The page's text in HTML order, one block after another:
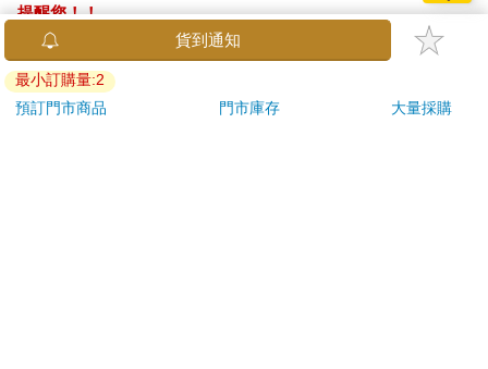
提醒您！！
金石堂及銀行均不會請您操作ATM! 如接獲電話要求您前往
ATM提款機，請不要聽從指示，以免受騙上當！
退換貨須知：
貨到通知
最小訂購量:2
預訂門市商品
門市庫存 大量採購